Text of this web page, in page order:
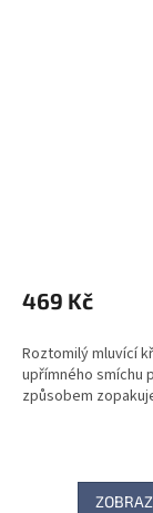
469 Kč
Roztomilý mluvící
upřímného smíchu
způsobem